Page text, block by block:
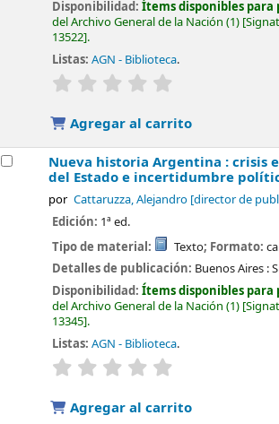
Disponibilidad:Ítems disponibles para
del Archivo General de la Nación (1)
13522 .
Listas: AGN - Biblioteca.
valoración
Agregar al carrito
Nueva historia Argentina : crisis
del Estado e incertidumbre
por Cattaruzza, Alejandro[director de
Edición: 1ª ed.
Tipo de material:
Texto; Formato:
Detalles de publicación: Buenos Aires :
Disponibilidad:Ítems disponibles para
del Archivo General de la Nación (1)
13345 .
Listas: AGN - Biblioteca.
valoración
Agregar al carrito